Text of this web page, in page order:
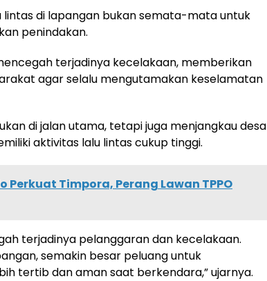
lintas di lapangan bukan semata-mata untuk
penindakan.
terjadinya kecelakaan, memberikan
agar selalu mengutamakan keselamatan
di jalan utama, tetapi juga menjangkau desa
aktivitas lalu lintas cukup tinggi.
Timpora, Perang Lawan TPPO
terjadinya pelanggaran dan kecelakaan.
semakin besar peluang untuk
tertib dan aman saat berkendara,” ujarnya.